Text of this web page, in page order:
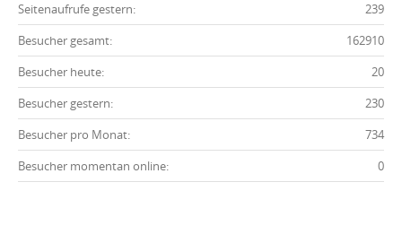
239
Seitenaufrufe gestern:
162910
Besucher gesamt:
20
Besucher heute:
230
Besucher gestern:
734
Besucher pro Monat:
0
Besucher momentan online: